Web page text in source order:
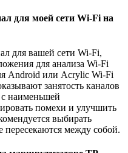
для моей сети Wi-Fi на
для вашей сети Wi-Fi,
для анализа Wi-Fi
Android или Acrylic Wi-Fi
занятость каналов
наименьшей
помехи и улучшить
выбирать
пересекаются между собой.